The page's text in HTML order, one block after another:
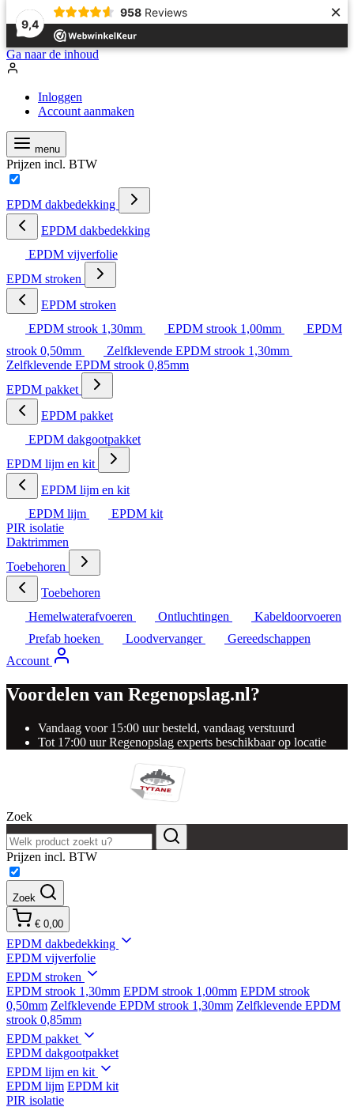
9,4
958 Reviews ×
Ga naar de inhoud
Inloggen
Account aanmaken
menu
Prijzen incl. BTW
EPDM dakbedekking
EPDM dakbedekking
EPDM vijverfolie
EPDM stroken
EPDM stroken
EPDM strook 1,30mm
EPDM strook 1,00mm
EPDM
strook 0,50mm
Zelfklevende EPDM strook 1,30mm
Zelfklevende EPDM strook 0,85mm
EPDM pakket
EPDM pakket
EPDM dakgootpakket
EPDM lijm en kit
EPDM lijm en kit
EPDM lijm
EPDM kit
PIR isolatie
Daktrimmen
Toebehoren
Toebehoren
Hemelwaterafvoeren
Ontluchtingen
Kabeldoorvoeren
Prefab hoeken
Loodvervanger
Gereedschappen
Account
Voordelen van Regenopslag.nl?
Vandaag voor 15:00 uur besteld, vandaag verstuurd
Tot 17:00 uur Regenopslag experts beschikbaar op locatie
Zoek
Prijzen incl. BTW
Zoek
€ 0,00
EPDM dakbedekking
EPDM vijverfolie
EPDM stroken
EPDM strook 1,30mm EPDM strook 1,00mm EPDM strook
0,50mm Zelfklevende EPDM strook 1,30mm Zelfklevende EPDM
strook 0,85mm
EPDM pakket
EPDM dakgootpakket
EPDM lijm en kit
EPDM lijm EPDM kit
PIR isolatie